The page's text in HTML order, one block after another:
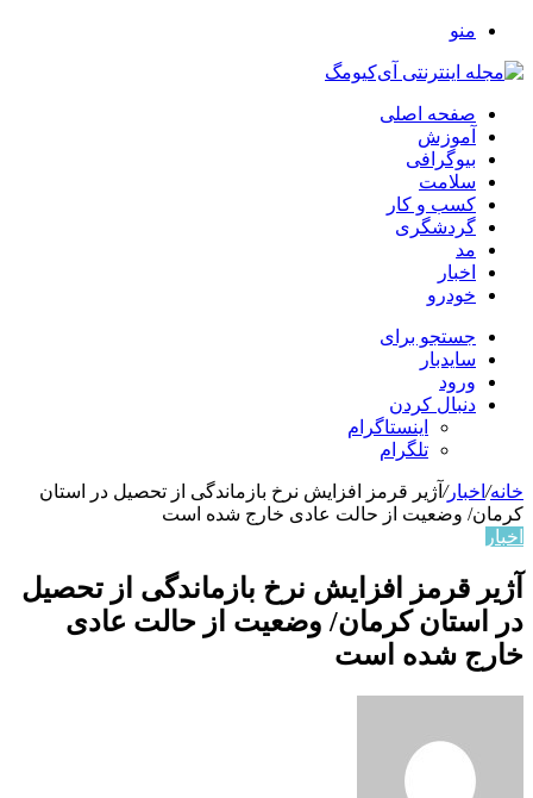
منو
صفحه اصلی
آموزش
بیوگرافی
سلامت
کسب و کار
گردشگری
مد
اخبار
خودرو
جستجو برای
سایدبار
ورود
دنبال کردن
اینستاگرام
تلگرام
خانه/ اخبار/ آژیر قرمز افزایش نرخ بازماندگی از تحصیل در استان
کرمان/ وضعیت از حالت عادی خارج شده است
اخبار
آژیر قرمز افزایش نرخ بازماندگی از تحصیل
در استان کرمان/ وضعیت از حالت عادی
خارج شده است